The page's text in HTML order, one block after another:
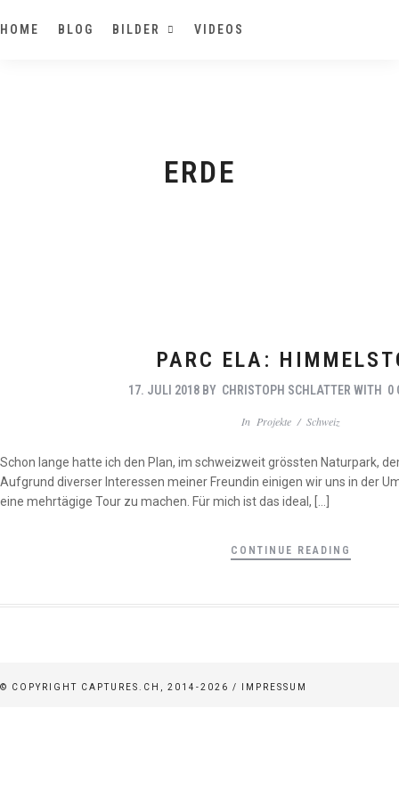
HOME BLOG BILDER VIDEOS
ERDE
PARC ELA:
17. JULI 2018 BY CHRISTOPH SCHLATTER WITH 0
In Projekte/ Schweiz
Schon lange hatte ich den Plan, im schweizweit grössten Naturpark,
Aufgrund diverser Interessen meiner Freundin einigen wir uns in der
eine mehrtägige Tour zu machen. Für mich ist das ideal, […]
CONTINUE READING
© COPYRIGHT CAPTURES.CH, 2014-2026 / IMPRESSUM